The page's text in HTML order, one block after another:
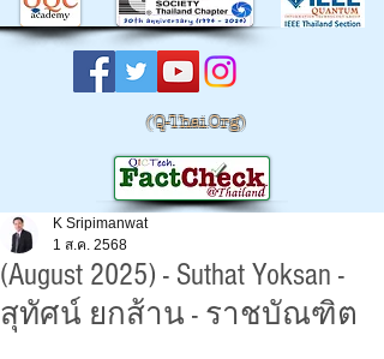
(Q-Thai.Org)
(August 2025) - Suthat Yoksan -
สุทัศน์ ยกส้าน - ราชบัณฑิต
K Sripimanwat
1 ส.ค. 2568